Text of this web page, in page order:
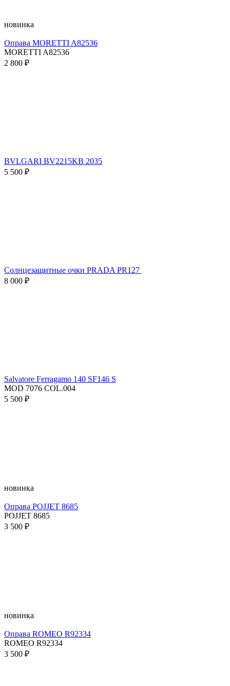
новинка
Оправа MORETTI A82536
MORETTI A82536
2 800 ₽
BVLGARI BV2215KB 2035
5 500 ₽
Солнцезащитные очки PRADA PR127
8 000 ₽
Salvatore Ferragamo 140 SF146 S
MOD 7076 COL.004
5 500 ₽
новинка
Оправа POJJET 8685
POJJET 8685
3 500 ₽
новинка
Оправа ROMEO R92334
ROMEO R92334
3 500 ₽